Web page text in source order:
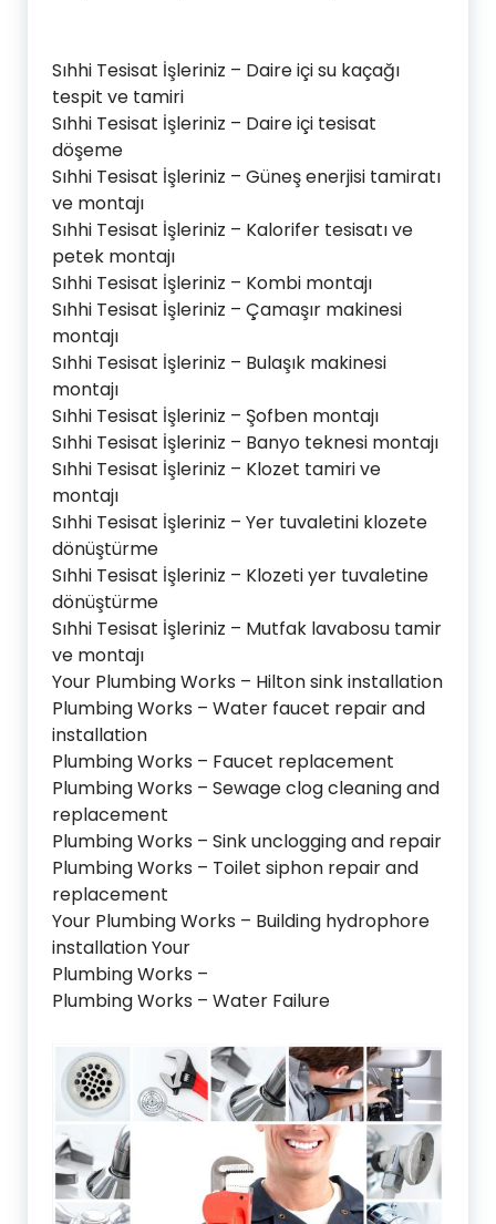
Sıhhi Tesisat İşleriniz – Daire içi su kaçağı
tespit ve tamiri
Sıhhi Tesisat İşleriniz – Daire içi tesisat
döşeme
Sıhhi Tesisat İşleriniz – Güneş enerjisi tamiratı
ve montajı
Sıhhi Tesisat İşleriniz – Kalorifer tesisatı ve
petek montajı
Sıhhi Tesisat İşleriniz – Kombi montajı
Sıhhi Tesisat İşleriniz – Çamaşır makinesi
montajı
Sıhhi Tesisat İşleriniz – Bulaşık makinesi
montajı
Sıhhi Tesisat İşleriniz – Şofben montajı
Sıhhi Tesisat İşleriniz – Banyo teknesi montajı
Sıhhi Tesisat İşleriniz – Klozet tamiri ve
montajı
Sıhhi Tesisat İşleriniz – Yer tuvaletini klozete
dönüştürme
Sıhhi Tesisat İşleriniz – Klozeti yer tuvaletine
dönüştürme
Sıhhi Tesisat İşleriniz – Mutfak lavabosu tamir
ve montajı
Your Plumbing Works – Hilton sink installation
Plumbing Works – Water faucet repair and
installation
Plumbing Works – Faucet replacement
Plumbing Works – Sewage clog cleaning and
replacement
Plumbing Works – Sink unclogging and repair
Plumbing Works – Toilet siphon repair and
replacement
Your Plumbing Works – Building hydrophore
installation Your
Plumbing Works –
Plumbing Works – Water Failure